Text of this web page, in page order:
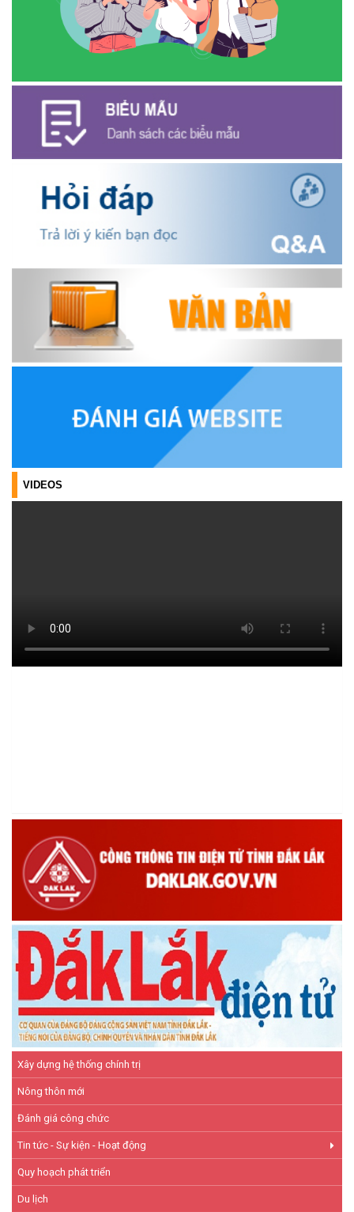
Xây dựng hệ thống chính trị
Nông thôn mới
Đánh giá công chức
Tin tức - Sự kiện - Hoạt động
Quy hoạch phát triển
Du lịch
Tấm gương Hội nông dân xã Ea Kiết vươn lên nhờ nguồn vốn vay
Hội Cựu chiến binh xã Ea Kiết tăng cường công tác kiểm tra,
giám sát nhằm nâng cao chất lượng tín dụng chính sách
(16/12/2025)
Hội Cựu chiến binh xã Ea Kiết tăng cường công tác kiểm tra,
giám sát nhằm nâng cao chất lượng tín dụng chính sách
(26/11/2025)
Hiệu quả từ nguồn vốn vay Ngân hàng Chính sách xã hội giúp
các hộ nghèo, cận nghèo thoát nghèo
(20/10/2025)
Thông báo mời báo giá chỉnh lý hồ sơ tại Văn phòng Đảng ủy xã
Ea Kiết
(23/04/2026)
NIỀM VUI CỦA NGƯỜI DÂN ĐỐI VỚI CHƯƠNG TRÌNH TÍN DỤNG
(26/03/2026)
HIỆU QUẢ TỪ NGUỒN VỐN VAY GIẢI QUYẾT VIỆC LÀM
(22/01/2026)
(16/12/2025)
Hội Cựu chiến binh xã Ea Kiết tăng cường công tác kiểm tra,
giám sát nhằm nâng cao chất lượng tín dụng chính sách
(26/11/2025)
Hiệu quả từ nguồn vốn vay Ngân hàng Chính sách xã hội giúp
các hộ nghèo, cận nghèo thoát nghèo
(20/10/2025)
VIDEOS